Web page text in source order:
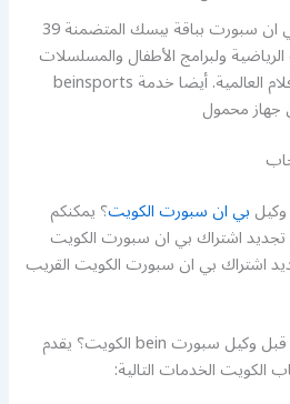
نقدم لكم خدمة اشتراك بي ان سبورت بباقة بيسك المتضمنة 39
ولبرامج الأطفال والمسلسلات
والأفلام الحصرية لأهم الأفلام العالمية. أيضا خدمة beinsports
بي ان سبورت الكويت؟ يمكنكم
تجديد اشتراك بي ان سبورت الكويت
اشتراك بي ان سبورت الكويت القريب
ما هي الخدمات المقدمة من قبل وكيل سبورت bein الكويت؟ يقدم
الخدمات التالية: